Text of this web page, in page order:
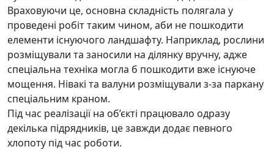
Враховуючи це, основна складність полягала у
проведені робіт таким чином, аби не пошкодити
елементи існуючого ландшафту. Наприклад, рослини
розміщували та заносили на ділянку вручну, адже
спеціальна техніка могла б пошкодити вже існуюче
мощення. Нівакі та валуни розміщували з-за паркану
спеціальним краном.
Під час реалізації на об’єкті працювало одразу
декілька підрядників, це завжди додає певного
хлопоту під час роботи.